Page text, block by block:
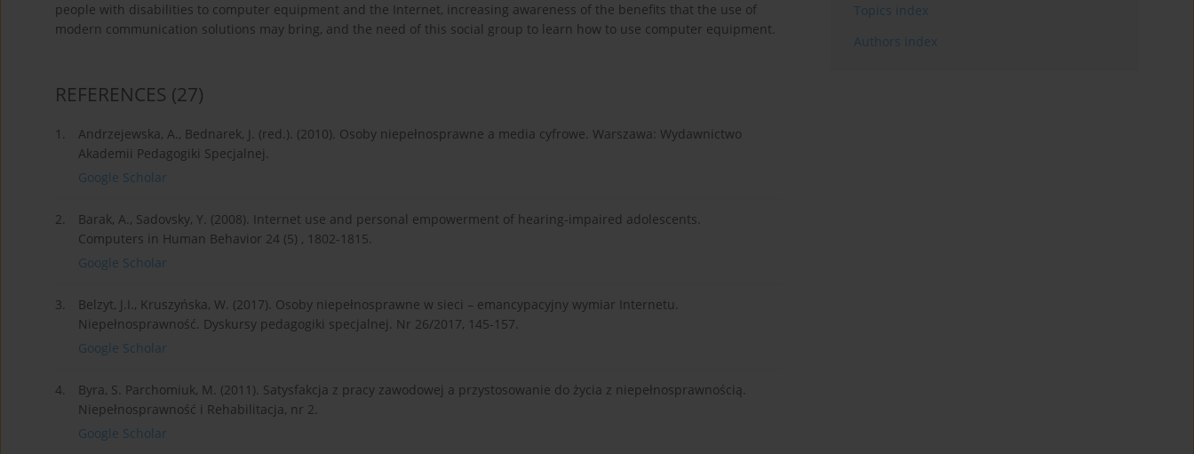
people with disabilities to computer equipment and the Internet, increasing awareness of the benefits that the use of
modern communication solutions may bring, and the need of this social group to learn how to use computer equipment.
REFERENCES (27)
1.
Andrzejewska, A., Bednarek, J. (red.). (2010). Osoby niepełnosprawne a media cyfrowe. Warszawa: Wydawnictwo
Akademii Pedagogiki Specjalnej.
Google Scholar
2.
Barak, A., Sadovsky, Y. (2008). Internet use and personal empowerment of hearing-impaired adolescents.
Computers in Human Behavior 24 (5) , 1802-1815.
Google Scholar
3.
Belzyt, J.I., Kruszyńska, W. (2017). Osoby niepełnosprawne w sieci – emancypacyjny wymiar Internetu.
Niepełnosprawność. Dyskursy pedagogiki specjalnej. Nr 26/2017, 145-157.
Google Scholar
4.
Byra, S. Parchomiuk, M. (2011). Satysfakcja z pracy zawodowej a przystosowanie do życia z niepełnosprawnością.
Niepełnosprawność i Rehabilitacja, nr 2.
Google Scholar
Topics index
Authors index